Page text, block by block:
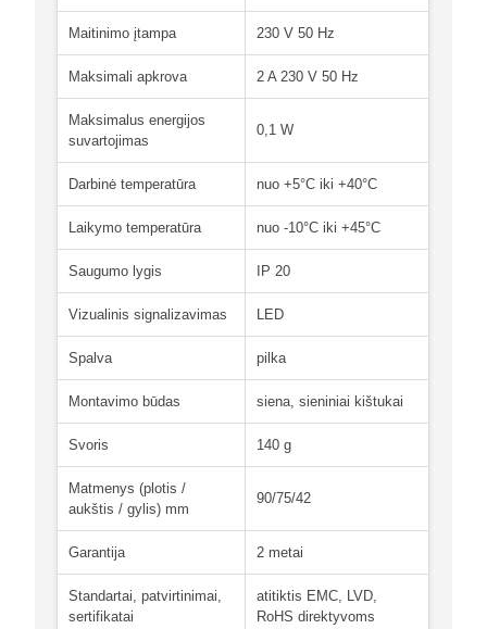
Maitinimo įtampa 230 V 50 Hz
Maksimali apkrova 2 A 230 V 50 Hz
Maksimalus energijos
suvartojimas
0,1 W
Darbinė temperatūra nuo +5°C iki +40°C
Laikymo temperatūra nuo -10°C iki +45°C
Saugumo lygis IP 20
Vizualinis signalizavimas LED
Spalva pilka
Montavimo būdas siena, sieniniai kištukai
Svoris 140 g
Matmenys (plotis /
aukštis / gylis) mm
90/75/42
Garantija 2 metai
Standartai, patvirtinimai,
sertifikatai
atitiktis EMC, LVD,
RoHS direktyvoms